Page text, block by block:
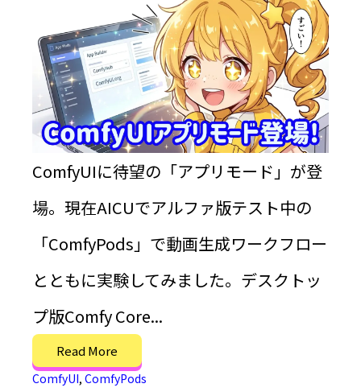
ComfyUIに待望の「アプリモード」が登
場。現在AICUでアルファ版テスト中の
「ComfyPods」で動画生成ワークフロー
とともに実験してみました。デスクトッ
プ版Comfy Core...
Read More
ComfyUI, ComfyPods